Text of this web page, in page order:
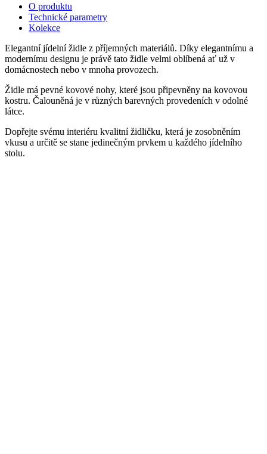
O produktu
Technické parametry
Kolekce
Elegantní jídelní židle z příjemných materiálů. Díky elegantnímu a
modernímu designu je právě tato židle velmi oblíbená ať už v
domácnostech nebo v mnoha provozech.
Židle má pevné kovové nohy, které jsou připevněny na kovovou
kostru. Čalouněná je v různých barevných provedeních v odolné
látce.
Dopřejte svému interiéru kvalitní židličku, která je zosobněním
vkusu a určitě se stane jedinečným prvkem u každého jídelního
stolu.